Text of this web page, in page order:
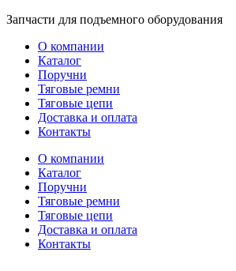
Перейти
содержимому
Запчасти для подъемного оборудования
О компании
Каталог
Поручни
Тяговые ремни
Тяговые цепи
Доставка и оплата
Контакты
О компании
Каталог
Поручни
Тяговые ремни
Тяговые цепи
Доставка и оплата
Контакты